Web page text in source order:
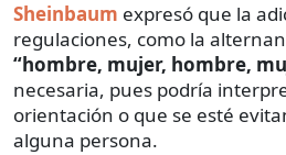
Sheinbaum expresó que la
regulaciones, como la
“hombre, mujer, hombre,
necesaria, pues podría
orientación o que se esté
alguna persona.